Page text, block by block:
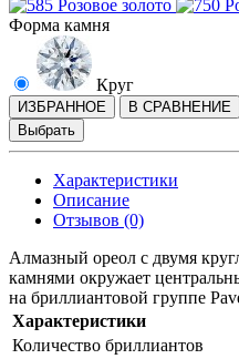
Форма камня
Круг
ИЗБРАННОЕ
В СРАВНЕНИЕ
Выбрать
Характеристики
Описание
Отзывов (0)
Алмазный ореол с двумя
камнями окружает
на бриллиантовой группе
Характеристики
Количество бриллиантов